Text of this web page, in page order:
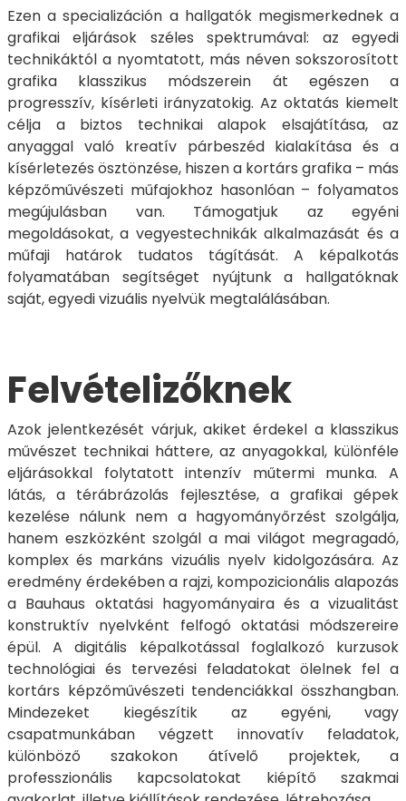
Ezen a specializáción a hallgatók megismerkednek a
grafikai eljárások széles spektrumával: az egyedi
technikáktól a nyomtatott, más néven sokszorosított
grafika klasszikus módszerein át egészen a
progresszív, kísérleti irányzatokig. Az oktatás kiemelt
célja a biztos technikai alapok elsajátítása, az
anyaggal való kreatív párbeszéd kialakítása és a
kísérletezés ösztönzése, hiszen a kortárs grafika – más
képzőművészeti műfajokhoz hasonlóan – folyamatos
megújulásban van. Támogatjuk az egyéni
megoldásokat, a vegyestechnikák alkalmazását és a
műfaji határok tudatos tágítását. A képalkotás
folyamatában segítséget nyújtunk a hallgatóknak
saját, egyedi vizuális nyelvük megtalálásában.
Felvételizőknek
Azok jelentkezését várjuk, akiket érdekel a klasszikus
művészet technikai háttere, az anyagokkal, különféle
eljárásokkal folytatott intenzív műtermi munka. A
látás, a térábrázolás fejlesztése, a grafikai gépek
kezelése nálunk nem a hagyományőrzést szolgálja,
hanem eszközként szolgál a mai világot megragadó,
komplex és markáns vizuális nyelv kidolgozására. Az
eredmény érdekében a rajzi, kompozicionális alapozás
a Bauhaus oktatási hagyományaira és a vizualitást
konstruktív nyelvként felfogó oktatási módszereire
épül. A digitális képalkotással foglalkozó kurzusok
technológiai és tervezési feladatokat ölelnek fel a
kortárs képzőművészeti tendenciákkal összhangban.
Mindezeket kiegészítik az egyéni, vagy
csapatmunkában végzett innovatív feladatok,
különböző szakokon átívelő projektek, a
professzionális kapcsolatokat kiépítő szakmai